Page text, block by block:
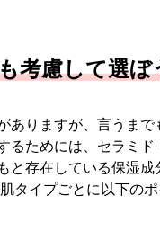
考慮して選ぼ
ありますが、言うまで
るためには、セラミド
と存在している保湿
タイプごとに以下の